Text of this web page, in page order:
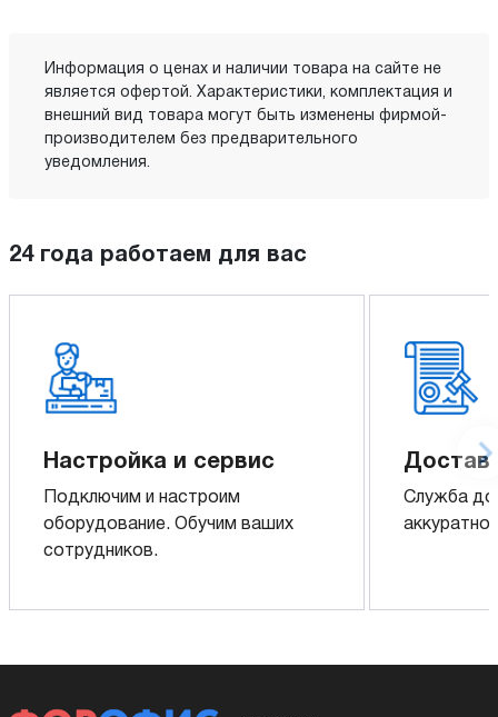
Информация о ценах и наличии товара на сайте не
является офертой. Характеристики, комплектация и
внешний вид товара могут быть изменены фирмой-
производителем без предварительного
уведомления.
24 года работаем для вас
Настройка и сервис
Подключим и настроим
оборудование. Обучим ваших
сотрудников.
Служба
аккуратно